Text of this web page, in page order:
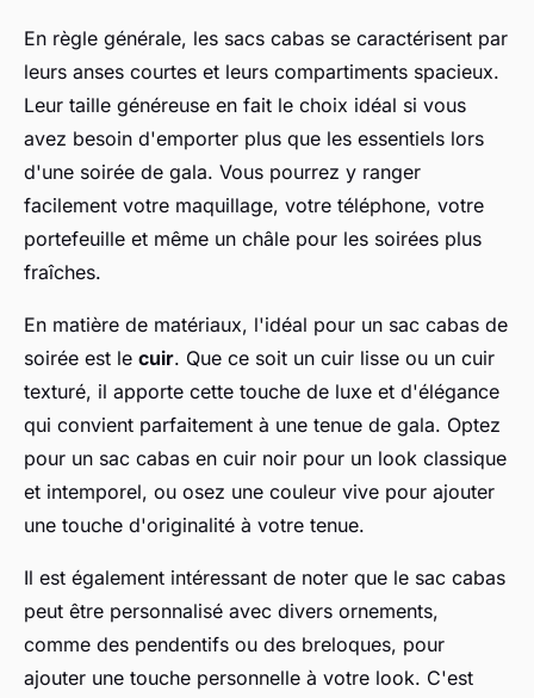
En règle générale, les sacs cabas se caractérisent par
leurs anses courtes et leurs compartiments spacieux.
Leur taille généreuse en fait le choix idéal si vous
avez besoin d'emporter plus que les essentiels lors
d'une soirée de gala. Vous pourrez y ranger
facilement votre maquillage, votre téléphone, votre
portefeuille et même un châle pour les soirées plus
fraîches.
En matière de matériaux, l'idéal pour un sac cabas de
soirée est le cuir. Que ce soit un cuir lisse ou un cuir
texturé, il apporte cette touche de luxe et d'élégance
qui convient parfaitement à une tenue de gala. Optez
pour un sac cabas en cuir noir pour un look classique
et intemporel, ou osez une couleur vive pour ajouter
une touche d'originalité à votre tenue.
Il est également intéressant de noter que le sac cabas
peut être personnalisé avec divers ornements,
comme des pendentifs ou des breloques, pour
ajouter une touche personnelle à votre look. C'est